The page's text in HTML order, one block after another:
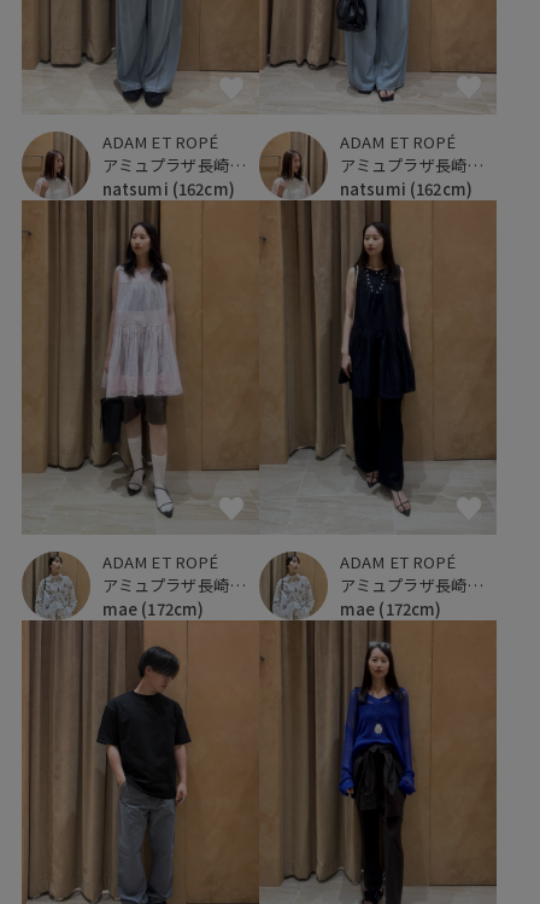
ADAM ET ROPÉ
アミュプラザ長崎新館
natsumi (162cm)
ADAM ET ROPÉ
アミュプラザ長崎新館
natsumi (162cm)
ADAM ET ROPÉ
アミュプラザ長崎新館
mae (172cm)
ADAM ET ROPÉ
アミュプラザ長崎新館
mae (172cm)